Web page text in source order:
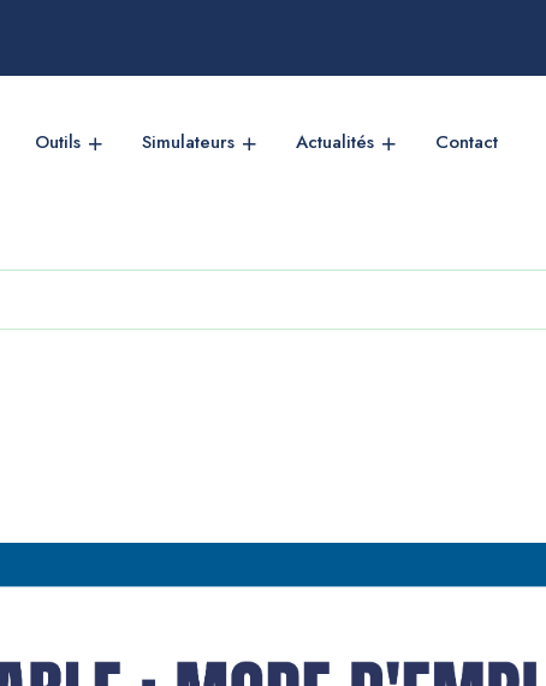
Outils Simulateurs Actualités Contact